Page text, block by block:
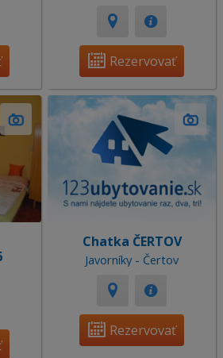
Rezervovať
Chatka ČERTOV
Javorníky - Čertov
Rezervovať